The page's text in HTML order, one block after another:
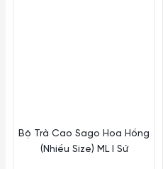
Bộ Trà Cao Sago Hoa Hồng
(Nhiều Size) ML I Sứ